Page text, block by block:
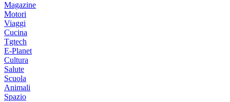
Magazine
Motori
Viaggi
Cucina
Tgtech
E-Planet
Cultura
Salute
Scuola
Animali
Spazio